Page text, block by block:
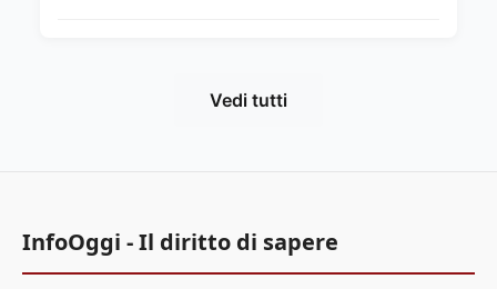
Vedi tutti
InfoOggi - Il diritto di sapere